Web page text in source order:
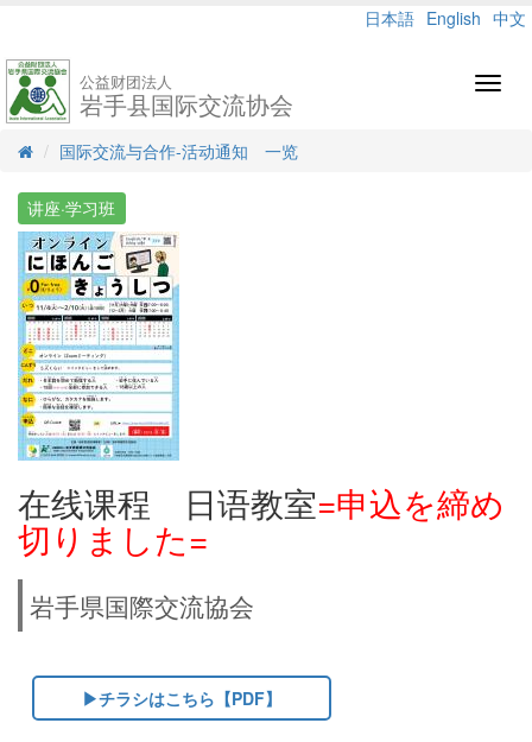
日本語 English 中文
公益财团法人
岩手县国际交流协会
国际交流与合作-活动通知 一览
讲座·学习班
在线课程 日语教室=申込を締め
切りました=
岩手県国際交流協会
▶チラシはこちら【PDF】